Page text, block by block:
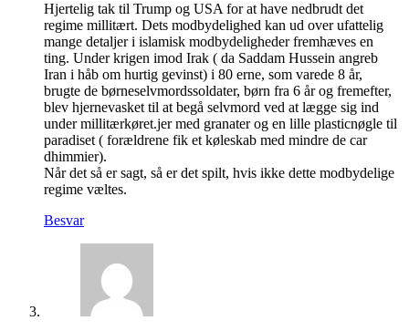
Hjertelig tak til Trump og USA for at have nedbrudt det
regime millitært. Dets modbydelighed kan ud over ufattelig
mange detaljer i islamisk modbydeligheder fremhæves en
ting. Under krigen imod Irak ( da Saddam Hussein angreb
Iran i håb om hurtig gevinst) i 80 erne, som varede 8 år,
brugte de børneselvmordssoldater, børn fra 6 år og fremefter,
blev hjernevasket til at begå selvmord ved at lægge sig ind
under millitærkøret.jer med granater og en lille plasticnøgle til
paradiset ( forældrene fik et køleskab med mindre de car
dhimmier).
Når det så er sagt, så er det spilt, hvis ikke dette modbydelige
regime væltes.
Besvar